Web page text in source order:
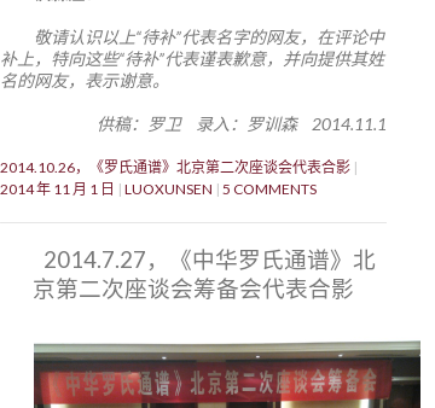
敬请认识以上“待补”代表名字的网友，在评论中
补上，特向这些“待补”代表谨表歉意，并向提供其姓
名的网友，表示谢意。
供稿：罗卫 录入：罗训森 2014.11.1
2014.10.26，《罗氏通谱》北京第二次座谈会代表合影
2014 年 11 月 1 日
LUOXUNSEN 5 COMMENTS
2014.7.27，《中华罗氏通谱》北
京第二次座谈会筹备会代表合影